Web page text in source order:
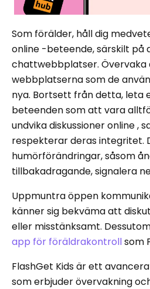
Som förälder, håll dig
online -beteende, särskilt på
chattwebbplatser. Övervaka
webbplatserna som de
nya. Bortsett från detta, leta
beteenden som att vara
undvika diskussioner online ,
respekterar deras integritet.
humörförändringar, såsom
tillbakadragande, signalera
Uppmuntra öppen
känner sig bekväma att
eller misstänksamt.
app för föräldrakontrollsom
FlashGet Kids är ett
som erbjuder övervakning